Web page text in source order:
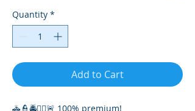
Quantity *
Add to Cart
🚓👮🚔👮‍♀️🚨 100% premium!